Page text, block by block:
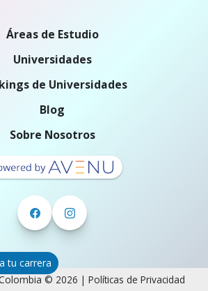
tu carrera
Áreas de Estudio
Universidades
de Universidades
Blog
Sobre Nosotros
© 2026 | Políticas de Privacidad